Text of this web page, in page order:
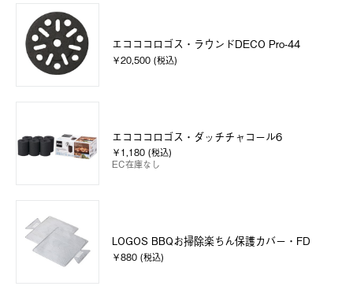
エコココロゴス・ラウンドDECO Pro-44
￥20,500 (税込)
エコココロゴス・ダッチチャコール6
￥1,180 (税込)
EC在庫なし
LOGOS BBQお掃除楽ちん保護カバー・FD
￥880 (税込)